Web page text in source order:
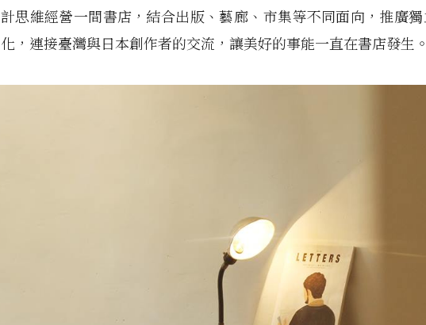
計思維經營一間書店，結合出版、藝廊、市集等不同面向，推廣
化，連接臺灣與日本創作者的交流，讓美好的事能一直在書店發生